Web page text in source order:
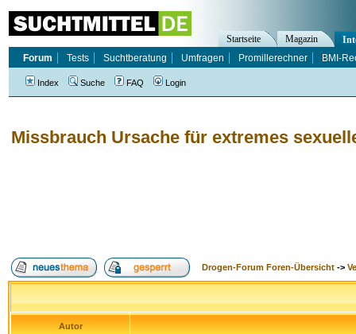
Missbrauch Ursache für extremes
Drogen-Forum Foren-Übersicht ->
Autor
Startseite Magazin
Forum
Tests Suchtberatung Umfragen Promillerechner BMI-
Index Suche FAQ Login